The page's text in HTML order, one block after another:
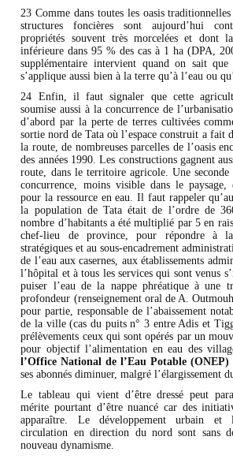
23 Comme dans toutes les oasis
structures foncières sont aujourd’hui
propriétés souvent très morcelées et dont
inférieure dans 95 % des cas à 1 ha (DPA,
supplémentaire intervient quand on sait
s’applique aussi bien à la terre qu’à l’eau ou
24 Enfin, il faut signaler que cette
soumise aussi à la concurrence de
d’abord par la perte de terres cultivées
sortie nord de Tata où l’espace construit a fait
la route, de nombreuses parcelles de l’oasis
des années 1990. Les constructions gagnent
route, dans le territoire agricole. Une seconde
concurrence, moins visible dans le paysage,
pour la ressource en eau. Il faut rappeler
la population de Tata était de l’ordre de
nombre d’habitants a été multiplié par 5 en
chef-lieu de province, pour répondre à
stratégiques et au sous-encadrement
de l’eau aux casernes, aux établissements
l’hôpital et à tous les services qui sont venus
puiser l’eau de la nappe phréatique à une
profondeur (renseignement oral de A.
pour partie, responsable de l’abaissement
de la ville (cas du puits n° 3 entre Adis et
prélèvements ceux qui sont opérés par un
pour objectif l’alimentation en eau des
l’Office National de l’Eau Potable (ONEP)
ses abonnés diminuer, malgré l’élargissement
Le tableau qui vient d’être dressé peut
mérite pourtant d’être nuancé car des
apparaître. Le développement urbain et
circulation en direction du nord sont sans
nouveau dynamisme.